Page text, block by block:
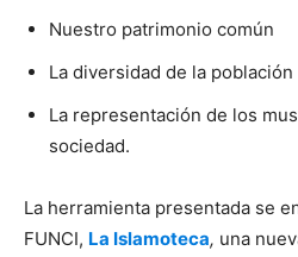
Nuestro patrimonio común
La diversidad de la
La representación de los
sociedad.
La herramienta presentada se
FUNCI, La Islamoteca, una